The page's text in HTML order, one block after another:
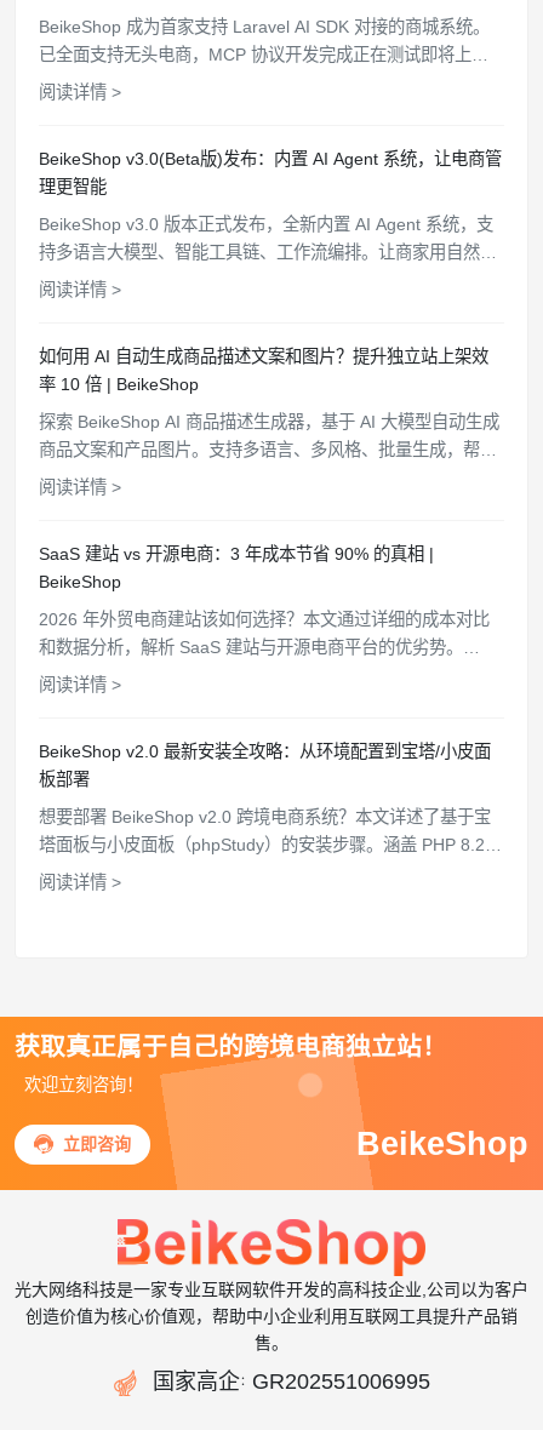
BeikeShop 成为首家支持 Laravel AI SDK 对接的商城系统。
已全面支持无头电商，MCP 协议开发完成正在测试即将上
线，持续开放更多 API 接口，为卖家打造更智能的电商生态。
阅读详情 >
BeikeShop v3.0(Beta版)发布：内置 AI Agent 系统，让电商管
理更智能
BeikeShop v3.0 版本正式发布，全新内置 AI Agent 系统，支
持多语言大模型、智能工具链、工作流编排。让商家用自然语
言管理商品、查询订单、分析客户，电商管理从此更简单高
阅读详情 >
如何用 AI 自动生成商品描述文案和图片？提升独立站上架效
率 10 倍 | BeikeShop
探索 BeikeShop AI 商品描述生成器，基于 AI 大模型自动生成
商品文案和产品图片。支持多语言、多风格、批量生成，帮助
电商卖家快速上架商品，提升运营效率。
阅读详情 >
SaaS 建站 vs 开源电商：3 年成本节省 90% 的真相 |
BeikeShop
2026 年外贸电商建站该如何选择？本文通过详细的成本对比
和数据分析，解析 SaaS 建站与开源电商平台的优劣势。
BeikeShop 开源商城系统，100% 开源免费，助力外贸企业轻
阅读详情 >
BeikeShop v2.0 最新安装全攻略：从环境配置到宝塔/小皮面
板部署
想要部署 BeikeShop v2.0 跨境电商系统？本文详述了基于宝
塔面板与小皮面板（phpStudy）的安装步骤。涵盖 PHP 8.2
环境配置、fileinfo 扩展安装、Nginx 伪静态设置等关键环节，
阅读详情 >
获取真正属于自己的跨境电商独立站！
欢迎立刻咨询！
 立即咨询 BeikeShop
光大网络科技是一家专业互联网软件开发的高科技企业,公司以为客户
创造价值为核心价值观，帮助中小企业利用互联网工具提升产品销
售。
 国家高企： GR202551006995